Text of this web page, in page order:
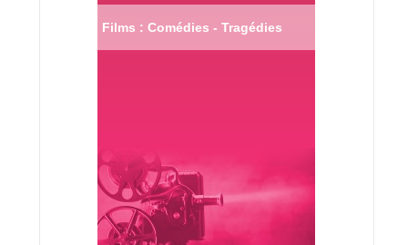
Films : Comédies - Tragédies